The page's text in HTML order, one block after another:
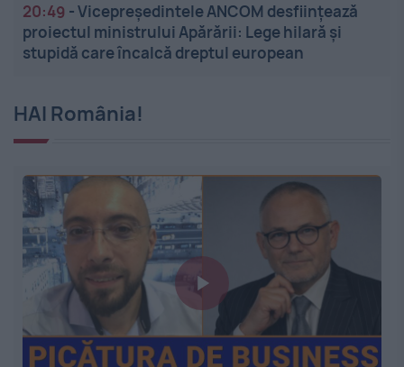
20:49 -Vicepreședintele ANCOM desființează
proiectul ministrului Apărării: Lege hilară și
stupidă care încalcă dreptul european
HAI România!